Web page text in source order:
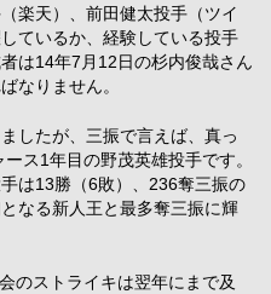
楽天）、前田健太投手（ツイ
ているか、経験している投手
は14年7月12日の杉内俊哉さん
なりません。
したが、三振で言えば、真っ
ス1年目の野茂英雄投手です。
は13勝（6敗）、236奪三振の
なる新人王と最多奪三振に輝
のストライキは翌年にまで及